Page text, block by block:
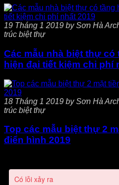
19 Tháng 1 2019 by Sơn Hà
trúc biệt thự
Các mẫu nhà biệt thự
hiện đại tiết kiệm chi phí
18 Tháng 1 2019 by Sơn Hà
trúc biệt thự
Top các mẫu biệt thự 2
điển hình 2019
Có lỗi xảy ra